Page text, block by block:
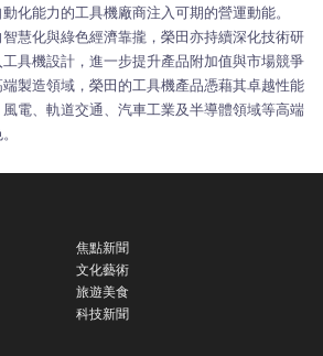
化能力的工具機廠商注入可期的營運動能。
慧化與綠色經濟靠攏，榮田亦持續深化技術研
具機設計，進一步提升產品附加值與市場競爭
製造領域，榮田的工具機產品憑藉其卓越性能
電、軌道交通、汽車工業及半導體領域等高端
焦點新聞
文化藝術
旅遊美食
科技新聞